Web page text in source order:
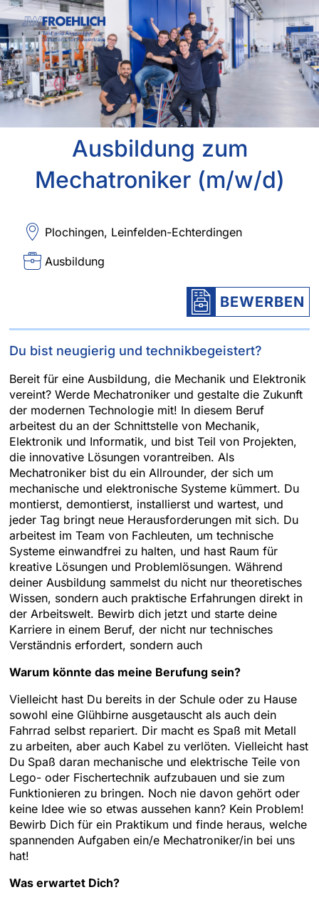
Ausbildung zum
Mechatroniker (m/w/d)
Plochingen, Leinfelden-Echterdingen
Ausbildung
BEWERBEN
Du bist neugierig und technikbegeistert?
Bereit für eine Ausbildung, die Mechanik und Elektronik
vereint? Werde Mechatroniker und gestalte die Zukunft
der modernen Technologie mit! In diesem Beruf
arbeitest du an der Schnittstelle von Mechanik,
Elektronik und Informatik, und bist Teil von Projekten,
die innovative Lösungen vorantreiben. Als
Mechatroniker bist du ein Allrounder, der sich um
mechanische und elektronische Systeme kümmert. Du
montierst, demontierst, installierst und wartest, und
jeder Tag bringt neue Herausforderungen mit sich. Du
arbeitest im Team von Fachleuten, um technische
Systeme einwandfrei zu halten, und hast Raum für
kreative Lösungen und Problemlösungen. Während
deiner Ausbildung sammelst du nicht nur theoretisches
Wissen, sondern auch praktische Erfahrungen direkt in
der Arbeitswelt. Bewirb dich jetzt und starte deine
Karriere in einem Beruf, der nicht nur technisches
Verständnis erfordert, sondern auch
Warum könnte das meine Berufung sein?
Vielleicht hast Du bereits in der Schule oder zu Hause
sowohl eine Glühbirne ausgetauscht als auch dein
Fahrrad selbst repariert. Dir macht es Spaß mit Metall
zu arbeiten, aber auch Kabel zu verlöten. Vielleicht hast
Du Spaß daran mechanische und elektrische Teile von
Lego- oder Fischertechnik aufzubauen und sie zum
Funktionieren zu bringen. Noch nie davon gehört oder
keine Idee wie so etwas aussehen kann? Kein Problem!
Bewirb Dich für ein Praktikum und finde heraus, welche
spannenden Aufgaben ein/e Mechatroniker/in bei uns
hat!
Was erwartet Dich?